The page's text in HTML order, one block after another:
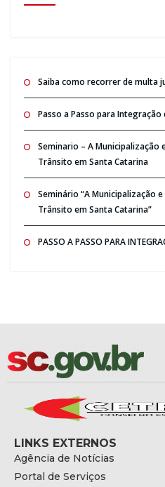
Saiba como recorrer de multa
Passo a Passo para Integração
Seminario – A Municipalização
Trânsito em Santa Catarina
Seminário “A Municipalização
Trânsito em Santa Catarina”
PASSO A PASSO PARA
LINKS EXTERNOS
Agência de Notícias
Portal de Serviços